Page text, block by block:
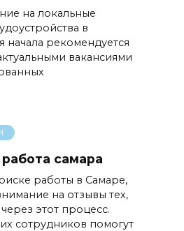
на локальные
в
рекомендуется
вакансиями
самара
работы в Самаре,
на отзывы тех,
этот процесс.
сотрудников помогут